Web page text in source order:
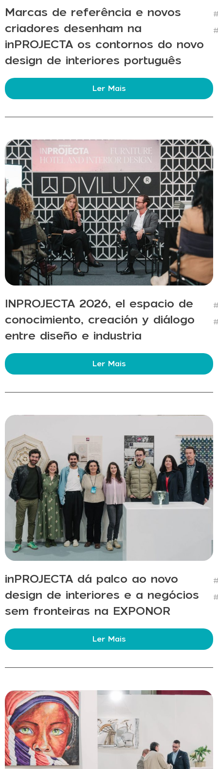
Marcas de referência e novos
criadores desenham na
inPROJECTA os contornos do novo
design de interiores português
Ler Mais
INPROJECTA 2026, el espacio de
conocimiento, creación y diálogo
entre diseño e industria
Ler Mais
inPROJECTA dá palco ao novo
design de interiores e a negócios
sem fronteiras na EXPONOR
Ler Mais